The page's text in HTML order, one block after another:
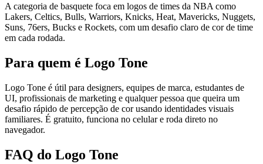
A categoria de basquete foca em logos de times da NBA como
Lakers, Celtics, Bulls, Warriors, Knicks, Heat, Mavericks, Nuggets,
Suns, 76ers, Bucks e Rockets, com um desafio claro de cor de time
em cada rodada.
Para quem é Logo Tone
Logo Tone é útil para designers, equipes de marca, estudantes de
UI, profissionais de marketing e qualquer pessoa que queira um
desafio rápido de percepção de cor usando identidades visuais
familiares. É gratuito, funciona no celular e roda direto no
navegador.
FAQ do Logo Tone